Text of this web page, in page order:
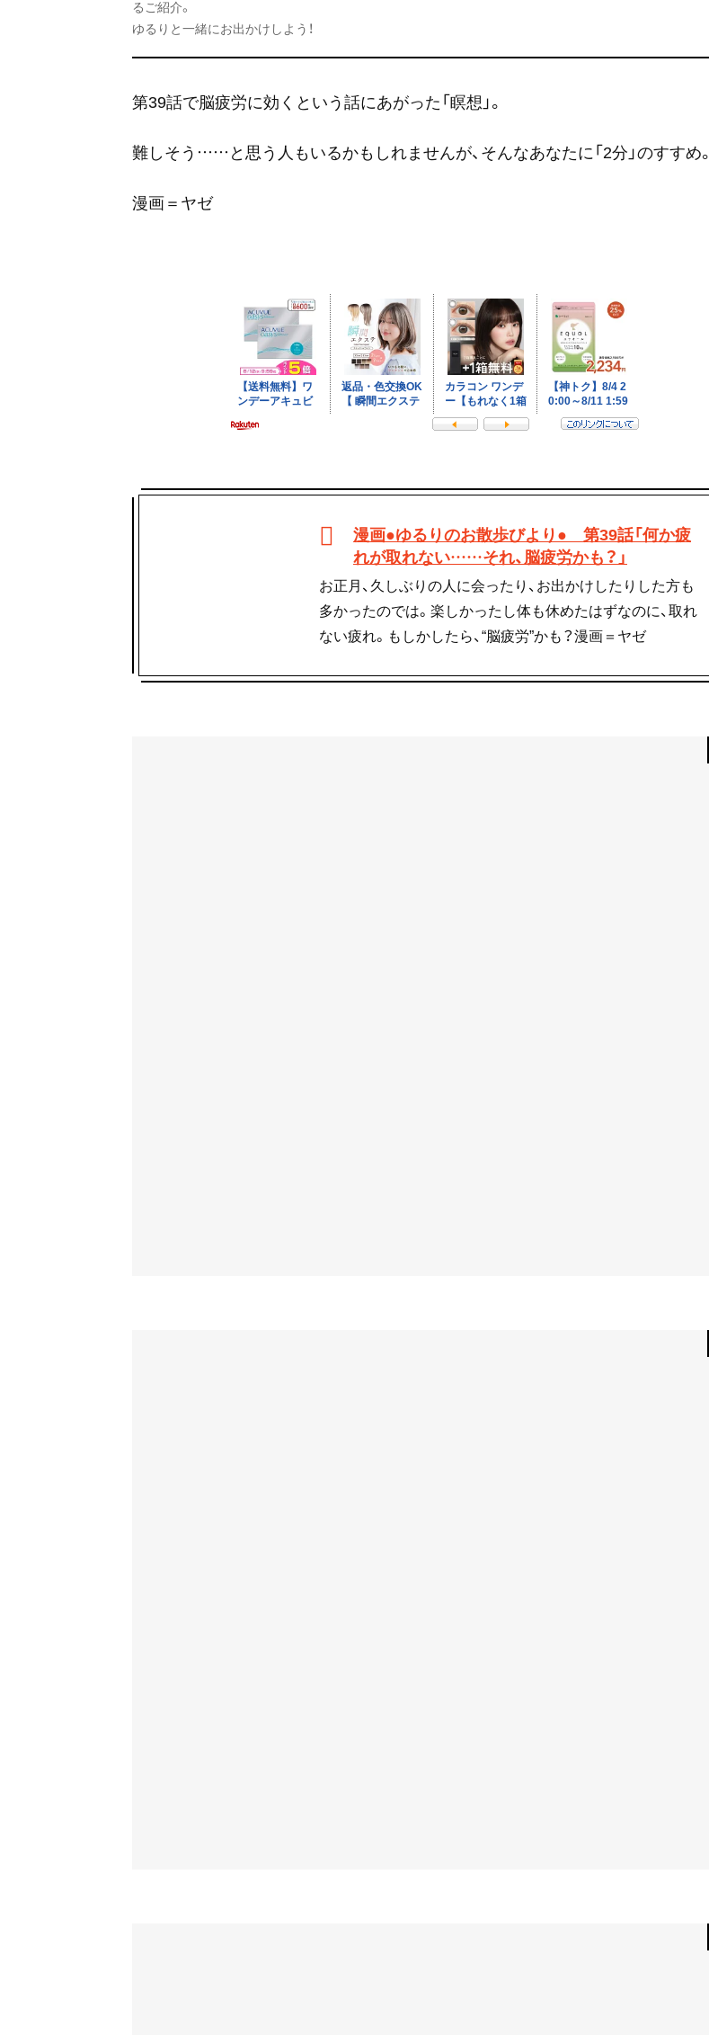
るご紹介。
ゆるりと一緒にお出かけしよう！
第39話で脳疲労に効くという話にあがった「瞑想」。
難しそう……と思う人もいるかもしれませんが、そんなあなたに「2分」のすすめ。
漫画＝ヤゼ
漫画●ゆるりのお散歩びより● 第39話「何か疲
れが取れない……それ、脳疲労かも？」
お正月、久しぶりの人に会ったり、お出かけしたりした方も
多かったのでは。楽しかったし体も休めたはずなのに、取れ
ない疲れ。もしかしたら、“脳疲労”かも？漫画＝ヤゼ